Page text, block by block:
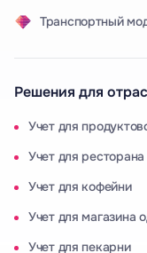
Транспортный
Решения для
Учет для
Учет для
Учет для кофейни
Учет для магазина
Учет для пекарни